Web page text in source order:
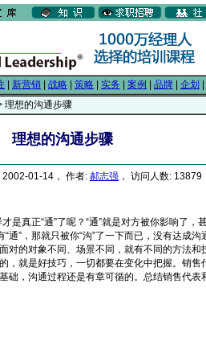
新营销 战略 策略 实务 案例 品牌 企划
理想的沟通步骤
理想的沟通步骤
01-14， 作者: 郝志强 ， 访问人数: 13879
真正“通”了呢？“通”就是对方被你影响了，
通”，那就只被你“沟”了一下而已，没有达成
对的对象不同、场景不同，就有不同的方法和
，就是好技巧，一切都要在变化中把握。销售
础，沟通过程还是有章可循的。总结销售代表